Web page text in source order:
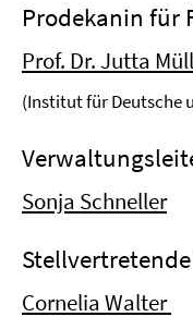
Prodekanin für
Prof. Dr. Jutta
(Institut für Deutsche
Sonja Schneller
Cornelia Walter